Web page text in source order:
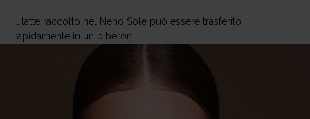
Il latte raccolto nel Neno Sole può essere trasferito
rapidamente in un biberon.